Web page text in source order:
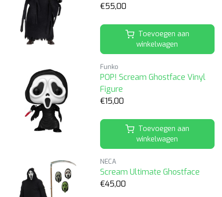
€55,00
Toevoegen aan
winkelwagen
Funko
POP! Scream Ghostface Vinyl
Figure
€15,00
Toevoegen aan
winkelwagen
NECA
Scream Ultimate Ghostface
€45,00